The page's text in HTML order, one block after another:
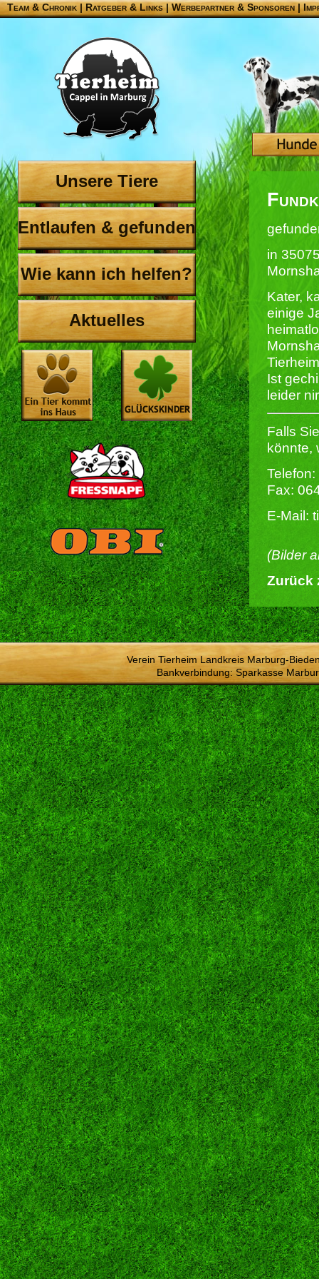
Team & Chronik |Ratgeber & Links|Werbepartner & Sponsoren|
Unsere Tiere
Entlaufen & gefunden
Wie kann ich helfen?
Aktuelles
in
Kater,
einige
Ist
leider
Falls
könnte,
Fax:
E-Mail:
(Bilder
Zurück
Verein Tierheim Landkreis Marburg-
Bankverbindung: Sparkasse